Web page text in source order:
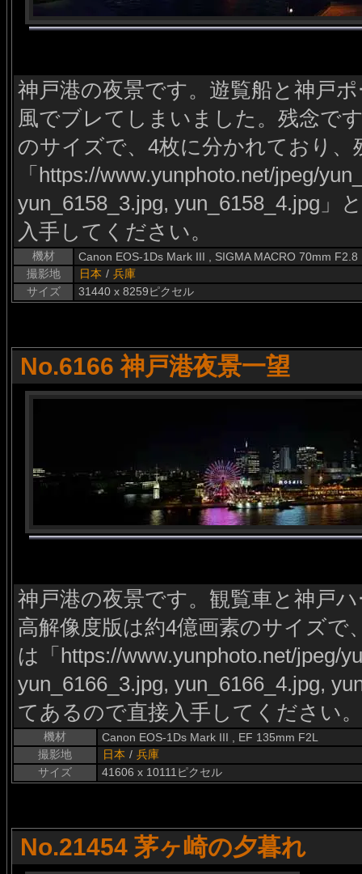
神戸港の夜景です。遊覧船と神戸
風でブレてしまいました。残念で
のサイズで、4枚に分かれており、
「https://www.yunphoto.net/jpeg/
yun_6158_3.jpg, yun_6158_4.jpg」
入手してください。
機材
Canon EOS-1Ds Mark III , SIGMA MACRO 70mm F2.8
撮影地
日本 / 兵庫
サイズ
31440 x 8259ピクセル
No.6166 神戸港夜景一望
神戸港の夜景です。観覧車と神戸
高解像度版は約4億画素のサイズで
は「https://www.yunphoto.net/jpeg/
yun_6166_3.jpg, yun_6166_4.jpg,
てあるので直接入手してください。
機材
Canon EOS-1Ds Mark III , EF 135mm F2L
撮影地
日本 / 兵庫
サイズ
41606 x 10111ピクセル
No.21454 茅ヶ崎の夕暮れ